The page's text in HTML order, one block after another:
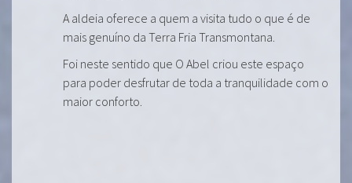
A aldeia oferece a quem a visita tudo o que é de
mais genuíno da Terra Fria Transmontana.
Foi neste sentido que O Abel criou este espaço
para poder desfrutar de toda a tranquilidade com o
maior conforto.